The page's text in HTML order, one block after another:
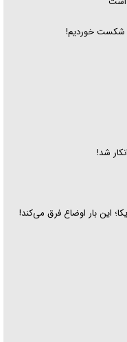
شکست خوردیم!
این بار اوضاع فرق می‌کند!